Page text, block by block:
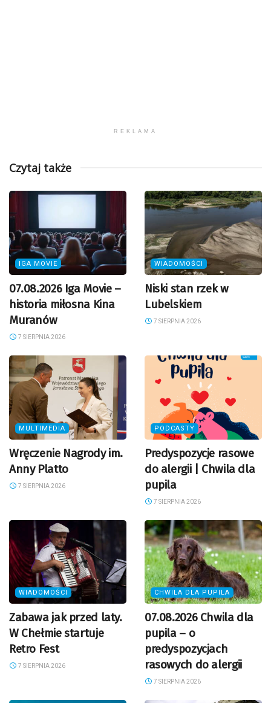
REKLAMA
Czytaj także
IGA MOVIE
07.08.2026 Iga Movie –
historia miłosna Kina
Muranów
7 SIERPNIA 2026
WIADOMOŚCI
Niski stan rzek w
Lubelskiem
7 SIERPNIA 2026
MULTIMEDIA
Wręczenie Nagrody im.
Anny Platto
7 SIERPNIA 2026
PODCASTY
Predyspozycje rasowe
do alergii | Chwila dla
pupila
7 SIERPNIA 2026
WIADOMOŚCI
Zabawa jak przed laty.
W Chełmie startuje
Retro Fest
7 SIERPNIA 2026
CHWILA DLA PUPILA
07.08.2026 Chwila dla
pupila – o
predyspozycjach
rasowych do alergii
7 SIERPNIA 2026